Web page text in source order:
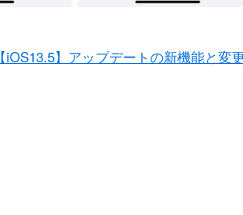
【iOS13.5】アップデートの新機能と変